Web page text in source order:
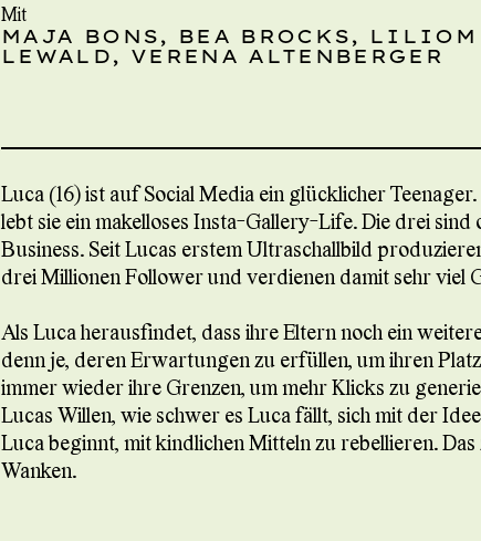
Mit
MAJA BONS, BEA BROCKS, LILIOM
LEWALD, VERENA ALTENBERGER
Luca (16) ist auf Social Media ein glücklicher
lebt sie ein makelloses Insta-Gallery-Life. Die drei
Business. Seit Lucas erstem Ultraschallbild
drei Millionen Follower und verdienen damit sehr viel
Als Luca herausfindet, dass ihre Eltern noch ein
denn je, deren Erwartungen zu erfüllen, um ihren
immer wieder ihre Grenzen, um mehr Klicks zu
Lucas Willen, wie schwer es Luca fällt, sich mit der
Luca beginnt, mit kindlichen Mitteln zu rebellieren.
Wanken.